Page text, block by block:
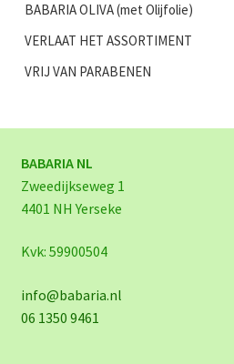
BABARIA OLIVA (met Olijfolie)
VERLAAT HET ASSORTIMENT
VRIJ VAN PARABENEN
BABARIA NL
Zweedijkseweg 1
4401 NH Yerseke
Kvk: 59900504
info@babaria.nl
06 1350 9461